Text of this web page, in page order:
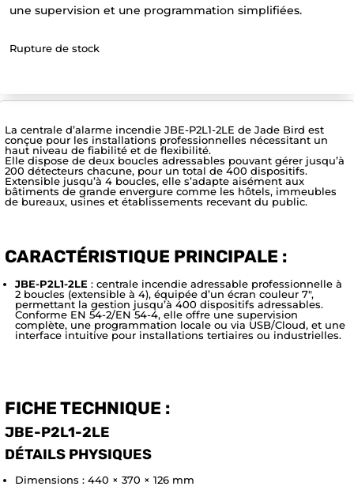
une supervision et une programmation simplifiées.
Rupture de stock
La centrale d’alarme incendie JBE-P2L1-2LE de Jade Bird est
conçue pour les installations professionnelles nécessitant un
haut niveau de fiabilité et de flexibilité.
Elle dispose de deux boucles adressables pouvant gérer jusqu’à
200 détecteurs chacune, pour un total de 400 dispositifs.
Extensible jusqu’à 4 boucles, elle s’adapte aisément aux
bâtiments de grande envergure comme les hôtels, immeubles
de bureaux, usines et établissements recevant du public.
CARACTÉRISTIQUE PRINCIPALE :
JBE-P2L1-2LE : centrale incendie adressable professionnelle à
2 boucles (extensible à 4), équipée d’un écran couleur 7″,
permettant la gestion jusqu’à 400 dispositifs adressables.
Conforme EN 54-2/EN 54-4, elle offre une supervision
complète, une programmation locale ou via USB/Cloud, et une
interface intuitive pour installations tertiaires ou industrielles.
FICHE TECHNIQUE :
JBE-P2L1-2LE
DÉTAILS PHYSIQUES
Dimensions : 440 × 370 × 126 mm